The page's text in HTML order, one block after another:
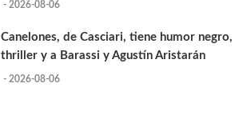
- 2026-08-06
Canelones, de Casciari, tiene humor negro,
thriller y a Barassi y Agustín Aristarán
- 2026-08-06